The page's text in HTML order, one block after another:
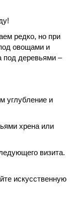
редко, но при
овощами и
под деревьями –
углубление и
хрена или
визита.
искусственную